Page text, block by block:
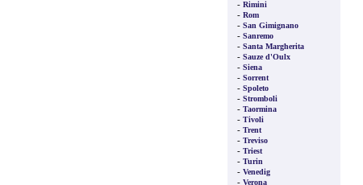
- Rimini
- Rom
- San Gimignano
- Sanremo
- Santa Margherita
- Sauze d'Oulx
- Siena
- Sorrent
- Spoleto
- Stromboli
- Taormina
- Tivoli
- Trent
- Treviso
- Triest
- Turin
- Venedig
- Verona